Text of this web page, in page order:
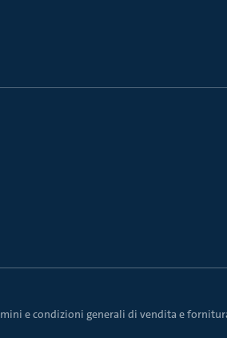
e condizioni generali di vendita e